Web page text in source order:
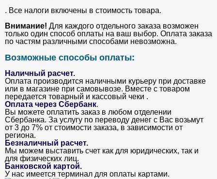
. Все налоги включены в стоимость товара.
Внимание! Для каждого отдельного заказа возможен
только один способ оплаты на ваш выбор. Оплата заказа
по частям различными способами невозможна.
Возможные способы оплаты:
Наличный расчет.
Оплата производится наличными курьеру при доставке
или в магазине при самовывозе. Вместе с товаром
передается товарный и кассовый чеки .
Оплата через Сбербанк.
Вы можете оплатить заказ в любом отделении
Сбербанка. За услугу по переводу денег с Вас возьмут
от 3 до 7% от стоимости заказа, в зависимости от
региона.
Безналичный расчет.
Мы можем выставить счет как для юридических, так и
для физических лиц.
Банковской картой.
У нас имеется терминал для оплаты картами.